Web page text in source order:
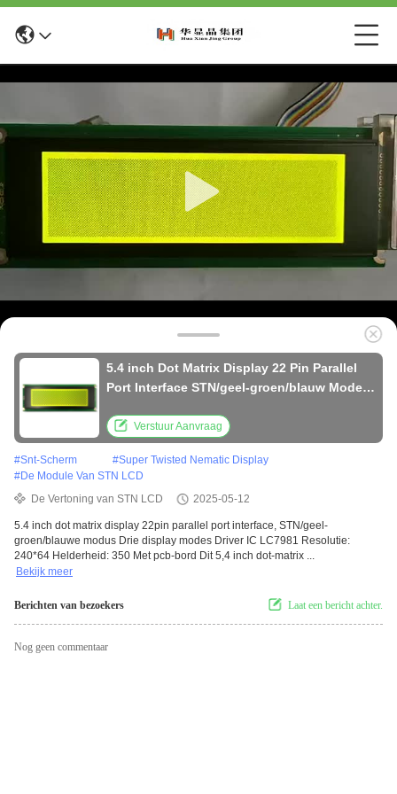
5.4 inch Dot Matrix Display 22 Pin Parallel
Port Interface STN/geel-groen/blauw Mode
Resolutie: 240*64 Helderheid 350 Met PCB
Board
Verstuur Aanvraag
#Snt-Scherm #Super Twisted Nematic Display
#De Module Van STN LCD
De Vertoning van STN LCD
2025-05-12
5.4 inch dot matrix display 22pin parallel port interface, STN/geel-
groen/blauwe modus Drie display modes Driver IC LC7981 Resolutie:
240*64 Helderheid: 350 Met pcb-bord Dit 5,4 inch dot-matrix ...
Bekijk meer
Berichten van bezoekers Laat een bericht achter.
Nog geen commentaar